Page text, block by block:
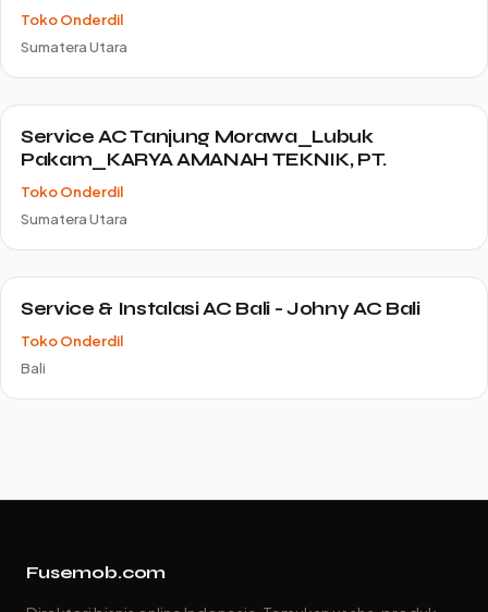
Toko Onderdil
Sumatera Utara
Service AC Tanjung Morawa_Lubuk
Pakam_KARYA AMANAH TEKNIK, PT.
Toko Onderdil
Sumatera Utara
Service & Instalasi AC Bali - Johny AC Bali
Toko Onderdil
Bali
Fusemob.com